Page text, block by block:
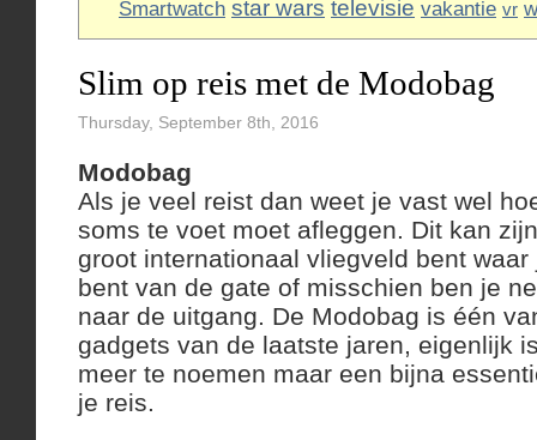
Smartwatch star wars televisie vakantie vr
Slim op reis met de Modobag
Thursday, September 8th, 2016
Modobag
Als je veel reist dan weet je vast wel
soms te voet moet afleggen. Dit kan
groot internationaal vliegveld bent
bent van de gate of misschien ben je
naar de uitgang. De Modobag is één
gadgets van de laatste jaren, eigenlijk
meer te noemen maar een bijna
je reis.